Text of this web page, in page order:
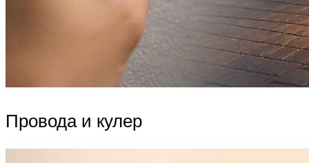
Провода и кулер